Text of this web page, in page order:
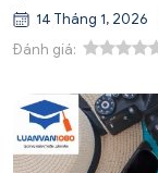
14 Tháng 1, 2026
Đánh giá: